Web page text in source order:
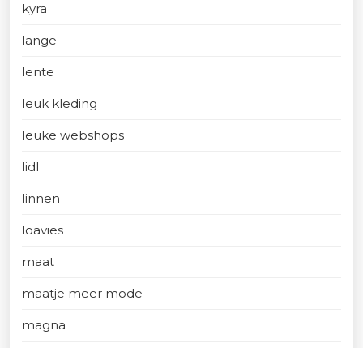
kyra
lange
lente
leuk kleding
leuke webshops
lidl
linnen
loavies
maat
maatje meer mode
magna